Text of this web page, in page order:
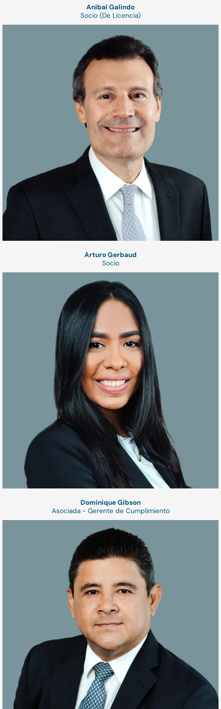
Anibal Galindo
Socio (De Licencia)
Arturo Gerbaud
Socio
Dominique Gibson
Asociada - Gerente de Cumplimiento